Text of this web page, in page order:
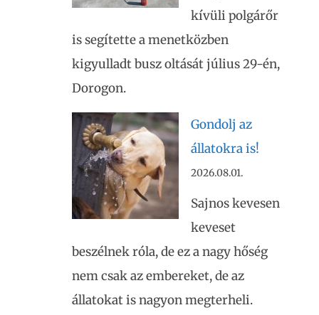
kívüli polgárőr
is segítette a menetközben
kigyulladt busz oltását július 29-én,
Dorogon.
Gondolj az
állatokra is!
2026.08.01.
Sajnos kevesen
keveset
beszélnek róla, de ez a nagy hőség
nem csak az embereket, de az
állatokat is nagyon megterheli.